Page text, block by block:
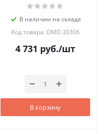
В наличии на складе
Код товара: DMD.30306
4 731 руб./шт
В корзину